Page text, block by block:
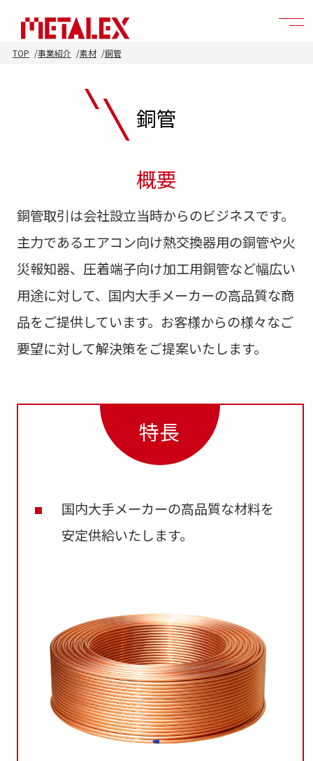
TOP 事業紹介 素材 銅管
銅管
概要
銅管取引は会社設立当時からのビジネスです。
主力であるエアコン向け熱交換器用の銅管や火
災報知器、圧着端子向け加工用銅管など幅広い
用途に対して、国内大手メーカーの高品質な商
品をご提供しています。お客様からの様々なご
要望に対して解決策をご提案いたします。
特長
国内大手メーカーの高品質な材料を
安定供給いたします。